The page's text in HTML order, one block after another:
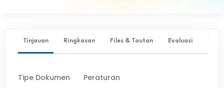
Tinjauan Ringkasan Files & Tautan Evaluasi ✨
Tipe Dokumen Peraturan